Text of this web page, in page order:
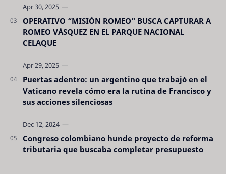
OPERATIVO “MISIÓN ROMEO” BUSCA CAPTURAR A
ROMEO VÁSQUEZ EN EL PARQUE NACIONAL
CELAQUE
Puertas adentro: un argentino que trabajó en el
Vaticano revela cómo era la rutina de Francisco y
sus acciones silenciosas
Congreso colombiano hunde proyecto de reforma
tributaria que buscaba completar presupuesto